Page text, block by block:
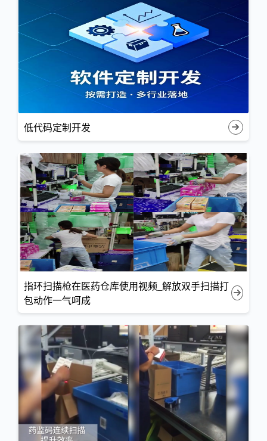
低代码定制开发
指环扫描枪在医药仓库使用视频_解放双手扫描打
包动作一气呵成